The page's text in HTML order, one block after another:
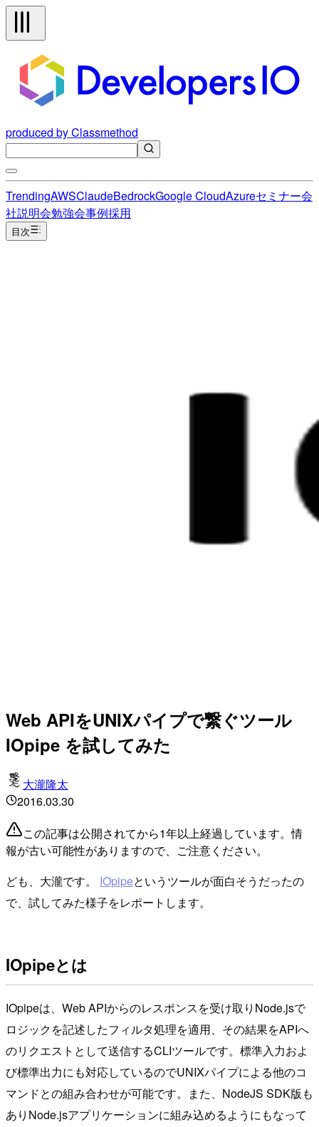
produced by Classmethod
TrendingAWSClaudeBedrockGoogle CloudAzureセミナー会
社説明会勉強会事例採用
目次
Web APIをUNIXパイプで繋ぐツール
IOpipe を試してみた
大瀧隆太
2016.03.30
この記事は公開されてから1年以上経過しています。情
報が古い可能性がありますので、ご注意ください。
ども、大瀧です。 IOpipeというツールが面白そうだったの
で、試してみた様子をレポートします。
IOpipeとは
IOpipeは、Web APIからのレスポンスを受け取りNode.jsで
ロジックを記述したフィルタ処理を適用、その結果をAPIへ
のリクエストとして送信するCLIツールです。標準入力およ
び標準出力にも対応しているのでUNIXパイプによる他のコ
マンドとの組み合わせが可能です。また、NodeJS SDK版も
ありNode.jsアプリケーションに組み込めるようにもなって